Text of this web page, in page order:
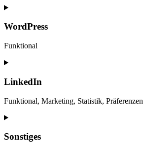
WordPress
Funktional
Consent
service
LinkedIn
Funktional, Marketing, Statistik, Präferenzen
Consent
service
Sonstiges